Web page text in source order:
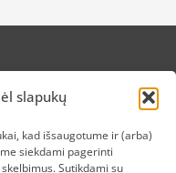
slapukų
kad išsaugotume ir (arba)
siekdami pagerinti
Sutikdami su